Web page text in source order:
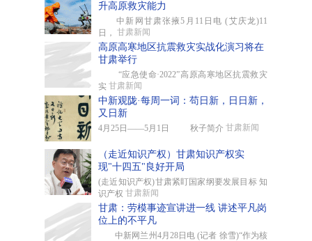
升高原救灾能力
中新网甘肃张掖5月11日电 (艾庆龙)11
日， 甘肃新闻
高原高寒地区抗震救灾实战化演习将在
甘肃举行
“应急使命·2022”高原高寒地区抗震救灾
实 甘肃新闻
中新观陇·每周一词：苟日新，日日新，
又日新
4月25日——5月1日 秋子简介 甘肃新闻
（走近知识产权）甘肃知识产权实
现"十四五"良好开局
(走近知识产权)甘肃紧盯国家纲要发展目标 知
识产权 甘肃新闻
甘肃：劳模事迹宣讲进一线 讲述平凡岗
位上的不平凡
中新网兰州4月28日电 (记者 徐雪)“作为核